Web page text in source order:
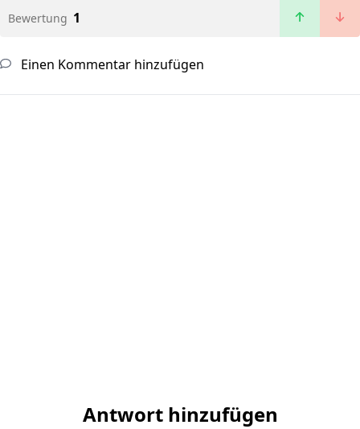
Bewertung 1
Einen Kommentar hinzufügen
Antwort hinzufügen